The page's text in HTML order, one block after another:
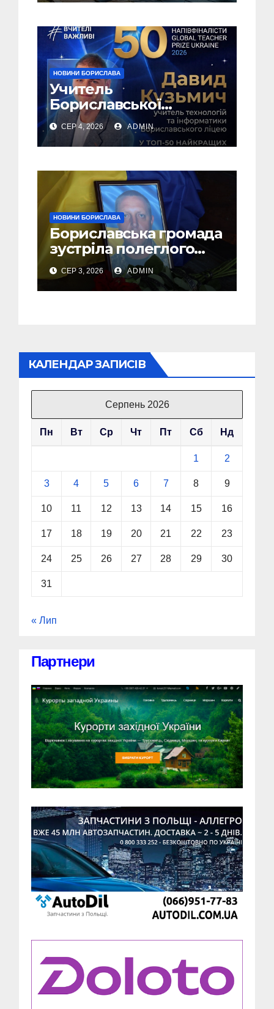
НОВИНИ БОРИСЛАВА
Учитель
Бориславської
громади – у ТОП-50
найкращих педагогів
України!
СЕР 4, 2026 ADMIN
НОВИНИ БОРИСЛАВА
Бориславська громада
зустріла полеглого
Захисника Андрія
Шемеляка
СЕР 3, 2026 ADMIN
КАЛЕНДАР ЗАПИСІВ
Серпень 2026
Пн Вт Ср Чт Пт Сб Нд
1 2
3 4 5 6 7 8 9
10 11 12 13 14 15 16
17 18 19 20 21 22 23
24 25 26 27 28 29 30
31
« Лип
Партнери